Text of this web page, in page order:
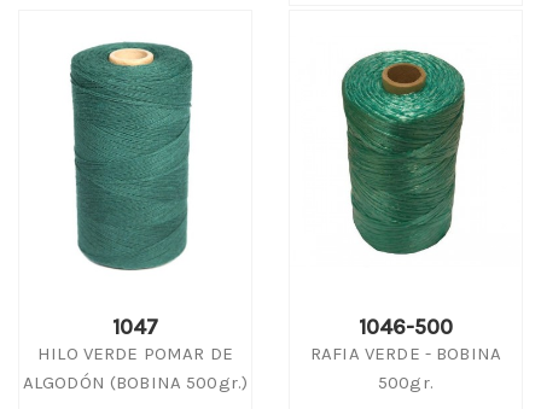
1047
HILO VERDE POMAR DE
ALGODÓN (BOBINA 500gr.)
1046-500
RAFIA VERDE - BOBINA
500gr.